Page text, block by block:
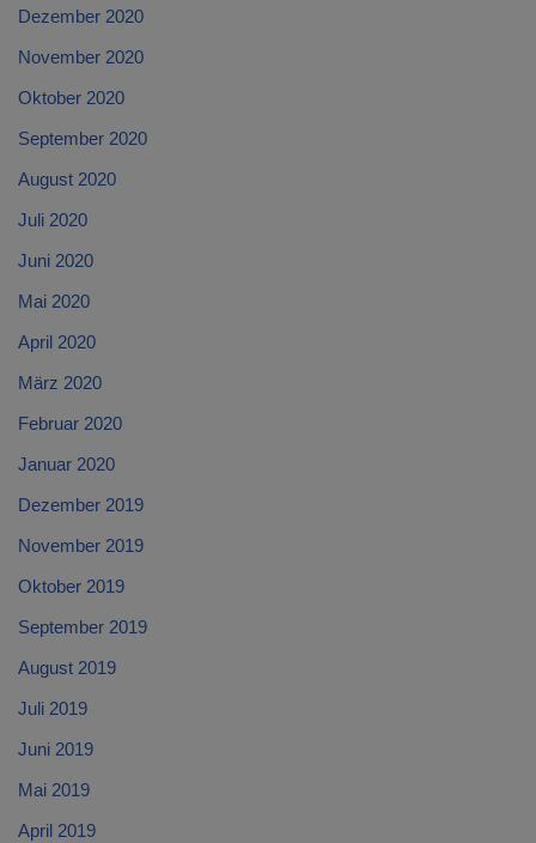
Dezember 2020
November 2020
Oktober 2020
September 2020
August 2020
Juli 2020
Juni 2020
Mai 2020
April 2020
März 2020
Februar 2020
Januar 2020
Dezember 2019
November 2019
Oktober 2019
September 2019
August 2019
Juli 2019
Juni 2019
Mai 2019
April 2019